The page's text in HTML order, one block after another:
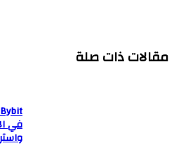
مقالات ذات صلة
في